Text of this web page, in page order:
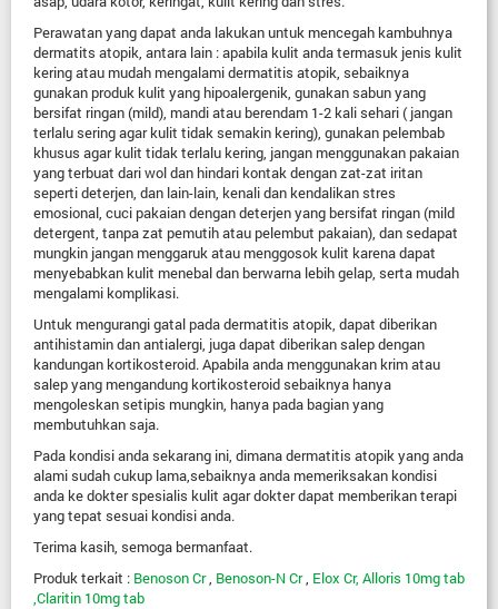
Perawatan yang dapat anda lakukan untuk mencegah kambuhnya
dermatits atopik, antara lain : apabila kulit anda termasuk jenis kulit
kering atau mudah mengalami dermatitis atopik, sebaiknya
gunakan produk kulit yang hipoalergenik, gunakan sabun yang
bersifat ringan (mild), mandi atau berendam 1-2 kali sehari ( jangan
terlalu sering agar kulit tidak semakin kering), gunakan pelembab
khusus agar kulit tidak terlalu kering, jangan menggunakan pakaian
yang terbuat dari wol dan hindari kontak dengan zat-zat iritan
seperti deterjen, dan lain-lain, kenali dan kendalikan stres
emosional, cuci pakaian dengan deterjen yang bersifat ringan (mild
detergent, tanpa zat pemutih atau pelembut pakaian), dan sedapat
mungkin jangan menggaruk atau menggosok kulit karena dapat
menyebabkan kulit menebal dan berwarna lebih gelap, serta mudah
mengalami komplikasi.
Untuk mengurangi gatal pada dermatitis atopik, dapat diberikan
antihistamin dan antialergi, juga dapat diberikan salep dengan
kandungan kortikosteroid. Apabila anda menggunakan krim atau
salep yang mengandung kortikosteroid sebaiknya hanya
mengoleskan setipis mungkin, hanya pada bagian yang
membutuhkan saja.
Pada kondisi anda sekarang ini, dimana dermatitis atopik yang anda
alami sudah cukup lama,sebaiknya anda memeriksakan kondisi
anda ke dokter spesialis kulit agar dokter dapat memberikan terapi
yang tepat sesuai kondisi anda.
Terima kasih, semoga bermanfaat.
Produk terkait : Benoson Cr, Benoson-N Cr, Elox Cr, Alloris 10mg tab
,Claritin 10mg tab